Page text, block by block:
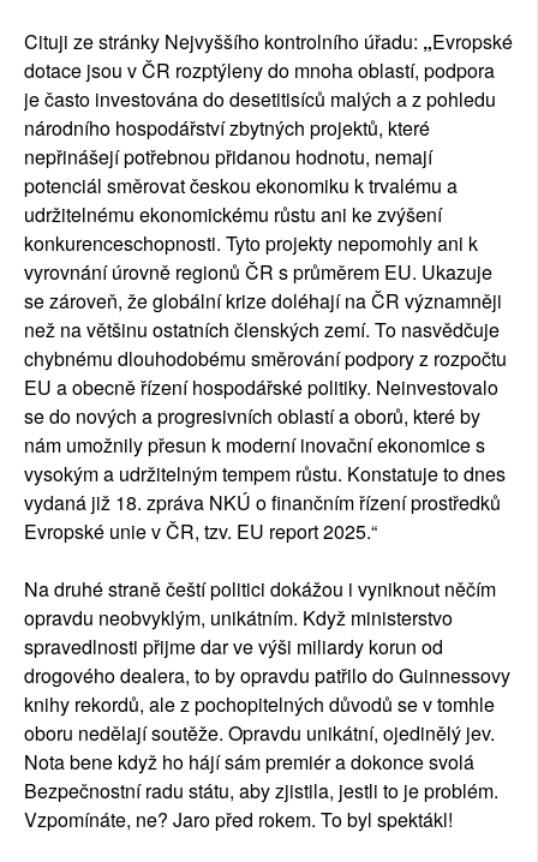
Cituji ze stránky Nejvyššího kontrolního úřadu: „Evropské
dotace jsou v ČR rozptýleny do mnoha oblastí, podpora
je často investována do desetitisíců malých a z pohledu
národního hospodářství zbytných projektů, které
nepřinášejí potřebnou přidanou hodnotu, nemají
potenciál směrovat českou ekonomiku k trvalému a
udržitelnému ekonomickému růstu ani ke zvýšení
konkurenceschopnosti. Tyto projekty nepomohly ani k
vyrovnání úrovně regionů ČR s průměrem EU. Ukazuje
se zároveň, že globální krize doléhají na ČR významněji
než na většinu ostatních členských zemí. To nasvědčuje
chybnému dlouhodobému směrování podpory z rozpočtu
EU a obecně řízení hospodářské politiky. Neinvestovalo
se do nových a progresivních oblastí a oborů, které by
nám umožnily přesun k moderní inovační ekonomice s
vysokým a udržitelným tempem růstu. Konstatuje to dnes
vydaná již 18. zpráva NKÚ o finančním řízení prostředků
Evropské unie v ČR, tzv. EU report 2025.“
Na druhé straně čeští politici dokážou i vyniknout něčím
opravdu neobvyklým, unikátním. Když ministerstvo
spravedlnosti přijme dar ve výši miliardy korun od
drogového dealera, to by opravdu patřilo do Guinnessovy
knihy rekordů, ale z pochopitelných důvodů se v tomhle
oboru nedělají soutěže. Opravdu unikátní, ojedinělý jev.
Nota bene když ho hájí sám premiér a dokonce svolá
Bezpečnostní radu státu, aby zjistila, jestli to je problém.
Vzpomínáte, ne? Jaro před rokem. To byl spektákl!